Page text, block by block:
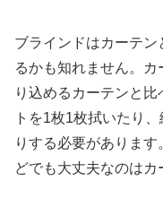
ブラインドはカーテ
るかも知れません。
り込めるカーテンと
トを1枚1枚拭いたり
りする必要がありま
どでも大丈夫なのはカ